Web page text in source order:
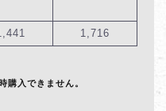
1,716
購入できません。